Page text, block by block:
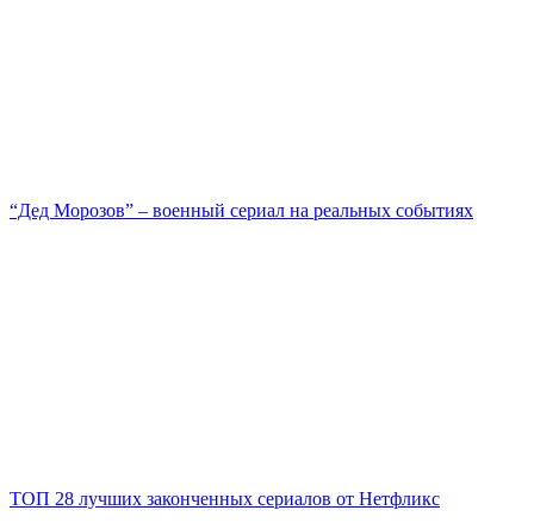
“Дед Морозов” – военный сериал на реальных событиях
ТОП 28 лучших законченных сериалов от Нетфликс